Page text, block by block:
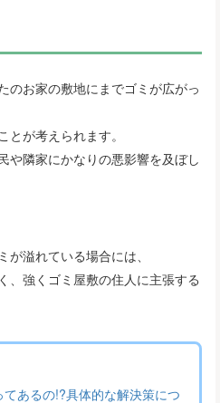
のお家の敷地にまでゴミが広がっ
が考えられます。
や隣家にかなりの悪影響を及ぼし
溢れている場合には、
、強くゴミ屋敷の住人に主張する
あるの!?具体的な解決策につ